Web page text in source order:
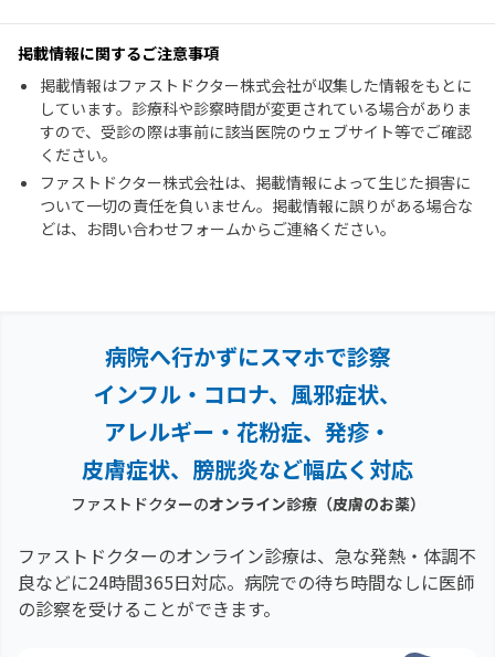
掲載情報に関するご注意事項
掲載情報はファストドクター株式会社が収集した情報をもとに
しています。診療科や診察時間が変更されている場合がありま
すので、受診の際は事前に該当医院のウェブサイト等でご確認
ください。
ファストドクター株式会社は、掲載情報によって生じた損害に
ついて一切の責任を負いません。掲載情報に誤りがある場合な
どは、お問い合わせフォームからご連絡ください。
病院へ行かずにスマホで診察
インフル・コロナ、風邪症状、
アレルギー・花粉症、 発疹・
皮膚症状、膀胱炎など幅広く対応
ファストドクターのオンライン診療（皮膚のお薬）
ファストドクターのオンライン診療は、急な発熱・体調不
良などに24時間365日対応。 病院での待ち時間なしに医師
の診察を受けることができます。